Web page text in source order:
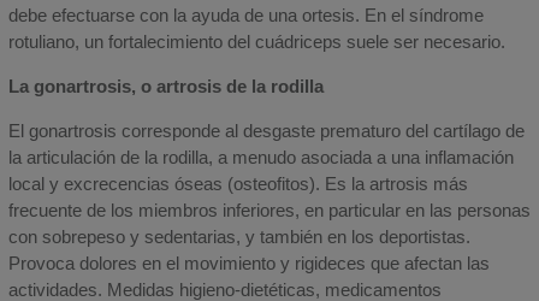
debe efectuarse con la ayuda de una ortesis. En el síndrome
rotuliano, un fortalecimiento del cuádriceps suele ser necesario.
La gonartrosis, o artrosis de la rodilla
El gonartrosis corresponde al desgaste prematuro del cartílago de
la articulación de la rodilla, a menudo asociada a una inflamación
local y excrecencias óseas (osteofitos). Es la artrosis más
frecuente de los miembros inferiores, en particular en las personas
con sobrepeso y sedentarias, y también en los deportistas.
Provoca dolores en el movimiento y rigideces que afectan las
actividades. Medidas higieno-dietéticas, medicamentos